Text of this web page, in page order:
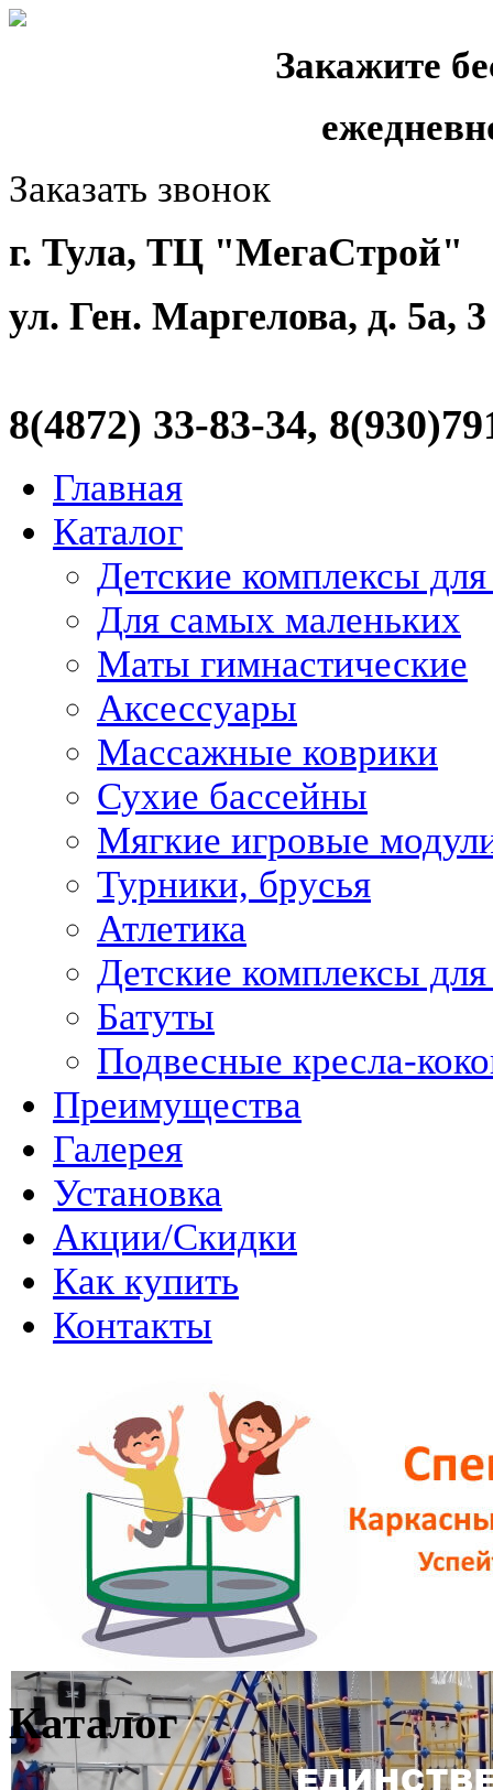
Закажите
Заказать звонок
г. Тула, ТЦ "МегаСтрой"
ул. Ген. Маргелова, д. 5а,
8(4872) 33-83-34,
Главная
Каталог
Детские комплексы
Для самых маленьких
Маты гимнастические
Аксессуары
Массажные коврики
Сухие бассейны
Мягкие игровые
Турники, брусья
Атлетика
Детские комплексы
Батуты
Подвесные кресла-
Преимущества
Галерея
Установка
Акции/Скидки
Как купить
Контакты
Каталог